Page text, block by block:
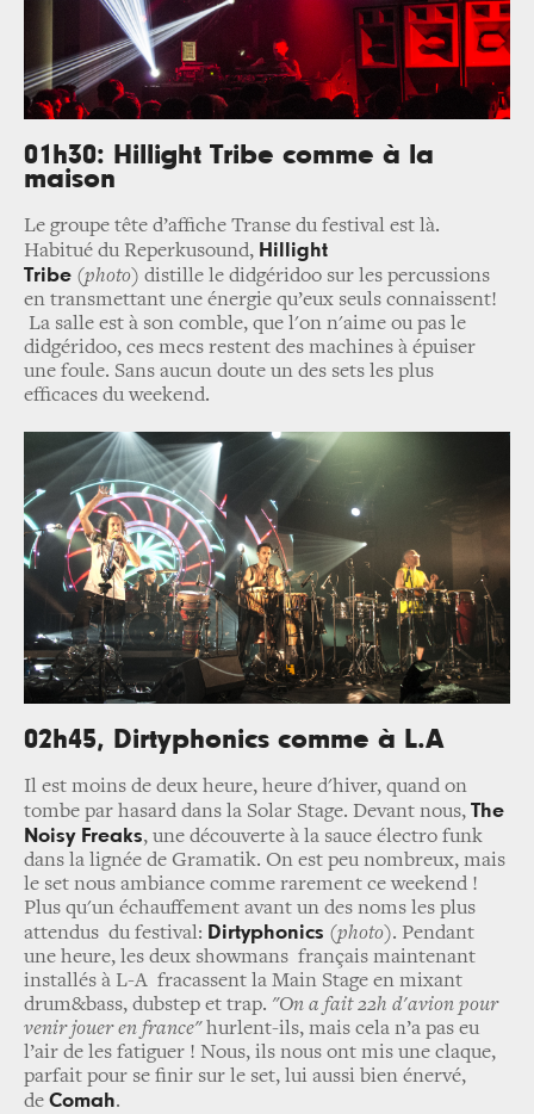
01h30: Hillight Tribe comme à la
maison
Le groupe tête d’affiche Transe du festival est là.
Habitué du Reperkusound, Hillight
Tribe (photo) distille le didgéridoo sur les percussions
en transmettant une énergie qu’eux seuls connaissent!
La salle est à son comble, que l'on n'aime ou pas le
didgéridoo, ces mecs restent des machines à épuiser
une foule. Sans aucun doute un des sets les plus
efficaces du weekend.
02h45, Dirtyphonics comme à L.A
Il est moins de deux heure, heure d'hiver, quand on
tombe par hasard dans la Solar Stage. Devant nous, The
Noisy Freaks, une découverte à la sauce électro funk
dans la lignée de Gramatik. On est peu nombreux, mais
le set nous ambiance comme rarement ce weekend !
Plus qu'un échauffement avant un des noms les plus
attendus du festival: Dirtyphonics (photo). Pendant
une heure, les deux showmans français maintenant
installés à L-A fracassent la Main Stage en mixant
drum&bass, dubstep et trap. "On a fait 22h d'avion pour
venir jouer en france"hurlent-ils, mais cela n’a pas eu
l’air de les fatiguer ! Nous, ils nous ont mis une claque,
parfait pour se finir sur le set, lui aussi bien énervé,
de Comah.